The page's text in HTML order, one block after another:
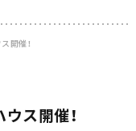
開催！
ス開催！